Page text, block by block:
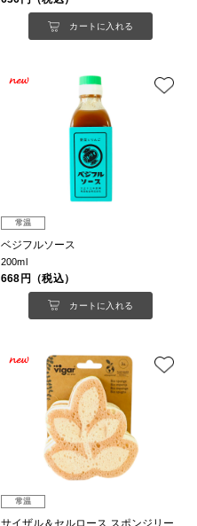
カートに入れる
常温
ベジフルソース
200ml
668円（税込）
カートに入れる
常温
サイザル＆セルロース スポンジリー